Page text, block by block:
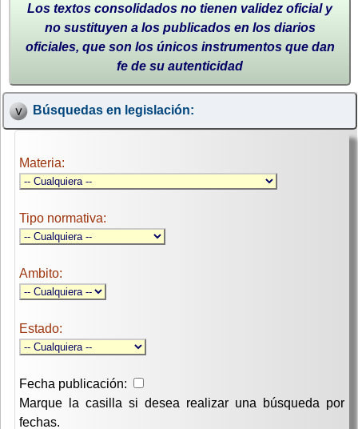
Los textos consolidados no tienen validez oficial y
no sustituyen a los publicados en los diarios
oficiales, que son los únicos instrumentos que dan
fe de su autenticidad
Búsquedas en legislación:
Materia:
Tipo normativa:
Ambito:
Estado:
Fecha publicación:
Marque la casilla si desea realizar una búsqueda por
fechas.